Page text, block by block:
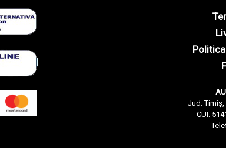
Jud. Timiș,
CUI: